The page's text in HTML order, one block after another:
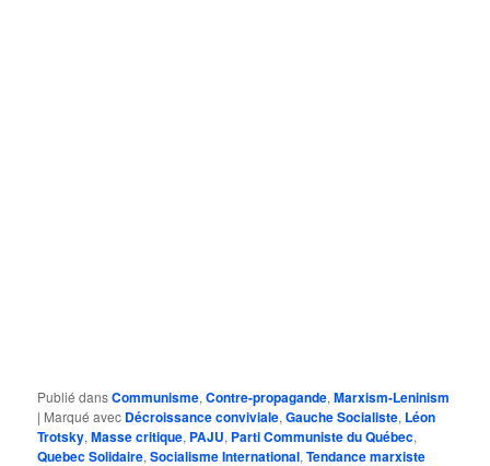
Publié dansCommunisme,Contre-propagande,Marxism-Leninism
| Marqué avec Décroissance conviviale,Gauche Socialiste, Léon
Trotsky,Masse critique, PAJU, Parti Communiste du Québec,
Quebec Solidaire,Socialisme International,Tendance marxiste